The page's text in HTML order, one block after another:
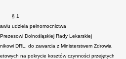
§ 1
udziela pełnomocnictwa
Dolnośląskiej Rady Lekarskiej
DRL, do zawarcia z Ministerstwem Zdrowia
na pokrycie kosztów czynności przejętych